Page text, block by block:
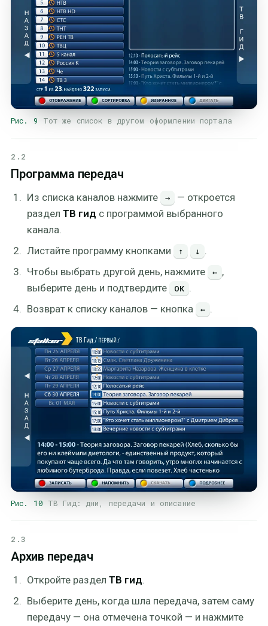
Рис. 9 Тот же список в другом оформлении портала
2.2
Программа передач
Из списка каналов нажмите →
— откроется
раздел ТВ гид с программой выбранного
канала.
Листайте программу кнопками
↑ ↓ .
Чтобы выбрать другой день, нажмите
← ,
выберите день и подтвердите
ОК .
Возврат к списку каналов — кнопка
← .
Рис. 10 ТВ Гид: дни, передачи и описание
2.3
Архив передач
Откройте раздел ТВ гид.
Выберите день, когда шла передача, затем саму
передачу — она отмечена точкой — и нажмите